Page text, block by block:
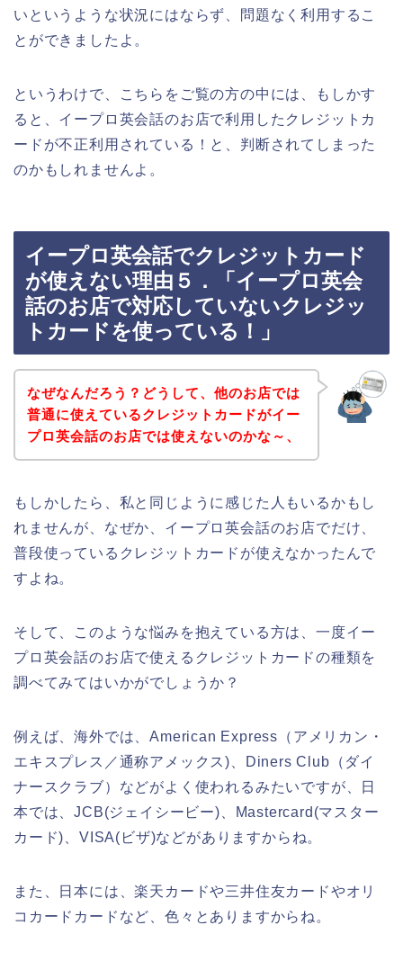
いというような状況にはならず、問題なく利用するこ
とができましたよ。
というわけで、こちらをご覧の方の中には、もしかす
ると、イープロ英会話のお店で利用したクレジットカ
ードが不正利用されている！と、判断されてしまった
のかもしれませんよ。
イープロ英会話でクレジットカード
が使えない理由５．「イープロ英会
話のお店で対応していないクレジッ
トカードを使っている！」
なぜなんだろう？どうして、他のお店では
普通に使えているクレジットカードがイー
プロ英会話のお店では使えないのかな～、
もしかしたら、私と同じように感じた人もいるかもし
れませんが、なぜか、イープロ英会話のお店でだけ、
普段使っているクレジットカードが使えなかったんで
すよね。
そして、このような悩みを抱えている方は、一度イー
プロ英会話のお店で使えるクレジットカードの種類を
調べてみてはいかがでしょうか？
例えば、海外では、American Express（アメリカン・
エキスプレス／通称アメックス)、Diners Club（ダイ
ナースクラブ）などがよく使われるみたいですが、日
本では、JCB(ジェイシービー)、Mastercard(マスター
カード)、VISA(ビザ)などがありますからね。
また、日本には、楽天カードや三井住友カードやオリ
コカードカードなど、色々とありますからね。